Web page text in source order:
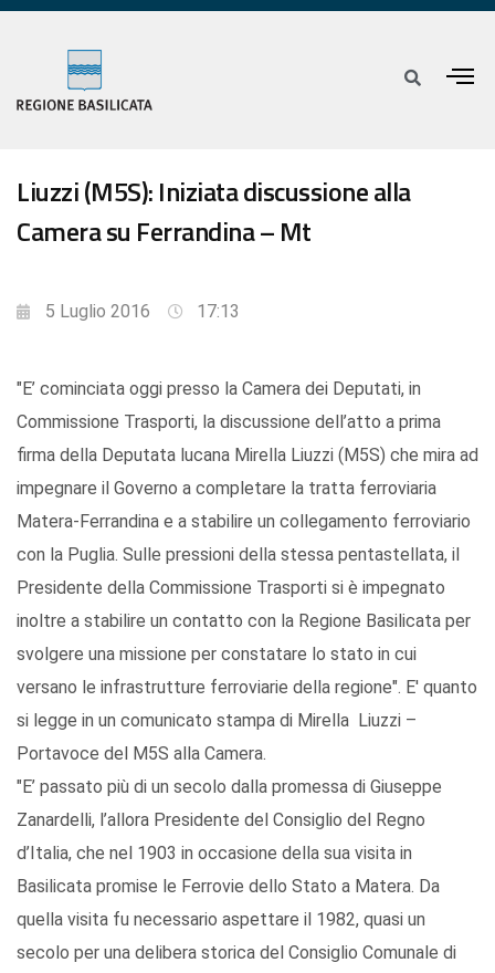
Liuzzi (M5S): Iniziata discussione alla
Camera su Ferrandina – Mt
5 Luglio 2016 17:13
"E’ cominciata oggi presso la Camera dei Deputati, in
Commissione Trasporti, la discussione dell’atto a prima
firma della Deputata lucana Mirella Liuzzi (M5S) che mira ad
impegnare il Governo a completare la tratta ferroviaria
Matera-Ferrandina e a stabilire un collegamento ferroviario
con la Puglia. Sulle pressioni della stessa pentastellata, il
Presidente della Commissione Trasporti si è impegnato
inoltre a stabilire un contatto con la Regione Basilicata per
svolgere una missione per constatare lo stato in cui
versano le infrastrutture ferroviarie della regione". E' quanto
si legge in un comunicato stampa di Mirella Liuzzi –
Portavoce del M5S alla Camera.
"E’ passato più di un secolo dalla promessa di Giuseppe
Zanardelli, l’allora Presidente del Consiglio del Regno
d’Italia, che nel 1903 in occasione della sua visita in
Basilicata promise le Ferrovie dello Stato a Matera. Da
quella visita fu necessario aspettare il 1982, quasi un
secolo per una delibera storica del Consiglio Comunale di